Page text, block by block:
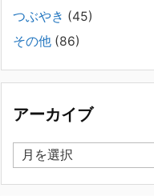
長年問題解決に至らない家族
景・特徴続きをみる
集英社オンラインの
画といえば集英社！」
2023年3月1日
集英社オンラインのインタビ
社！」というくらいの大御所
ち」に興味を持ってくれたこ
名誉です。h[...]
つぶやき (45)
その他 (86)
アーカイブ
ー
カ